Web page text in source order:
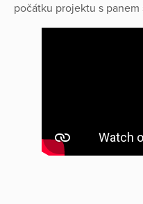
počátku projektu s